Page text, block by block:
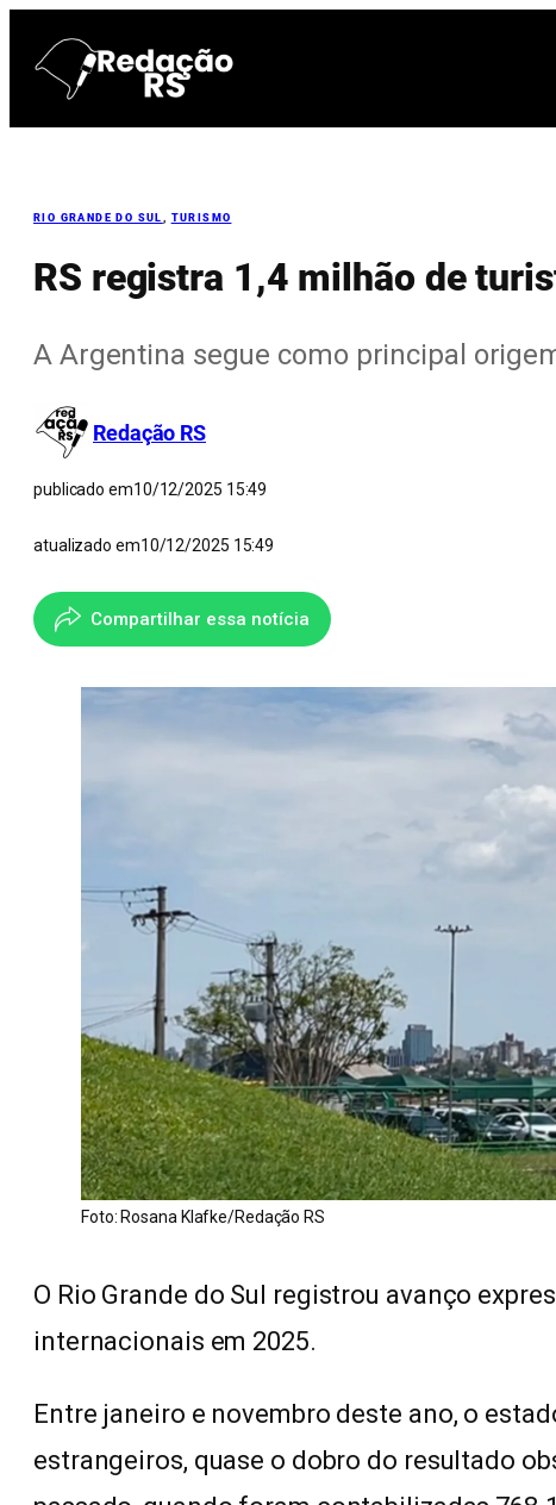
para
conteúdo
RIO GRANDE DO SUL TURISMO
RS registra 1,4 milhão de
A Argentina segue como principal
Redação RS
publicado em10/12/2025 15:49
atualizado em10/12/2025 15:49
Compartilhar essa notícia
Foto: Rosana Klafke/Redação RS
O Rio Grande do Sul registrou avanço
internacionais em 2025.
Entre janeiro e novembro deste ano, o
estrangeiros, quase o dobro do resultado